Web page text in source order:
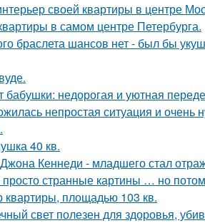
своей квартиры в центре
в самом центре Петербурга.
браслета шансов нет - был бы
бабушки: недорогая и уютная
непростая ситуация и
40 кв.
Кеннеди - младшего стал
просто странные картины … но
квартиры, площадью 103 кв.
свет полезен для здоровья,